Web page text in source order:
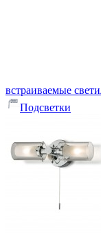
встраиваемые
Подсветки